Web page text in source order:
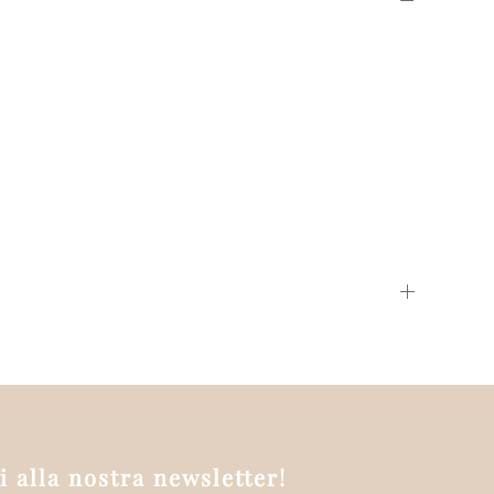
alla nostra newsletter!